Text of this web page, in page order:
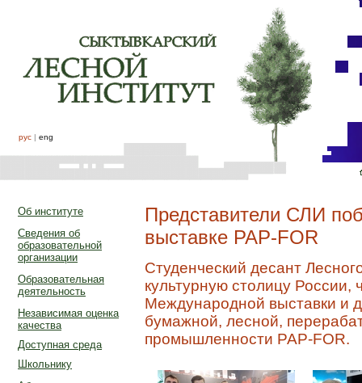
рус | eng
Об институте
Сведения об
образовательной
организации
Образовательная
деятельность
Независимая оценка
качества
Доступная среда
Школьнику
Представители СЛИ
выставке PAP-FOR
Студенческий десант
культурную столицу
Международной выставки и
бумажной, лесной,
промышленности PAP-FOR.